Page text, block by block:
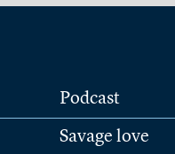
Podcast
Savage love